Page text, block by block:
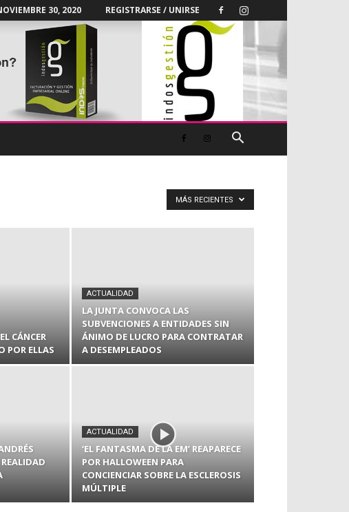
30, 2020 REGISTRARSE / UNIRSE
MÁS RECIENTES
CÁNCER
POR ELLAS
ACTUALIDAD
LA JUNTA CONVOCA LAS
SUBVENCIONES A ENTIDADES SIN
ÁNIMO DE LUCRO PARA CONTRATAR
A DESEMPLEADOS
ACTUALIDAD
‘EL FANTASMA DE LA EM’ REAPARECE
POR HALLOWEEN PARA
CONCIENCIAR SOBRE LA ESCLEROSIS
MÚLTIPLE